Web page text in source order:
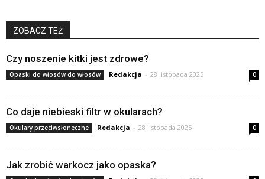
ZOBACZ TEŻ
Czy noszenie kitki jest zdrowe?
Opaski do włosów do włosów Redakcja - 28 listopada 2025 0
Co daje niebieski filtr w okularach?
Okulary przeciwsłoneczne Redakcja - 28 listopada 2025 0
Jak zrobić warkocz jako opaska?